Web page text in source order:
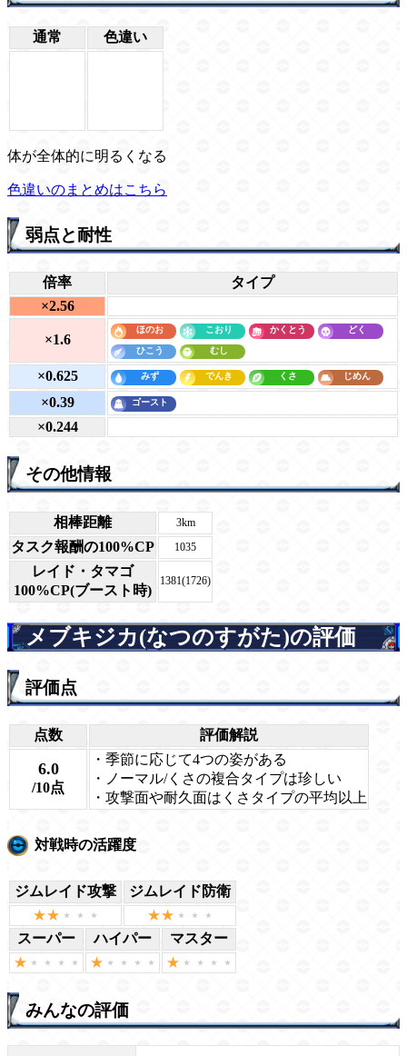
通常 色違い
体が全体的に明るくなる
色違いのまとめはこちら
弱点と耐性
倍率
タイプ
×2.56
×1.6
×0.625
×0.39
×0.244
その他情報
相棒距離 3km
タスク報酬の100%CP 1035
レイド・タマゴ
100%CP(ブースト時)
1381(1726)
メブキジカ(なつのすがた)の評価
評価点
点数 評価解説
6.0
/10点
・季節に応じて4つの姿がある
・ノーマル/くさの複合タイプは珍しい
・攻撃面や耐久面はくさタイプの平均以上
対戦時の活躍度
ジムレイド攻撃 ジムレイド防衛
スーパー ハイパー マスター
みんなの評価